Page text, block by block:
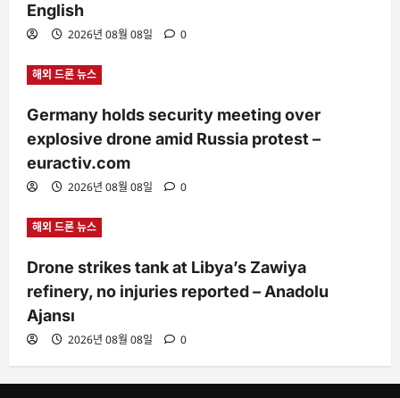
English
2026년 08월 08일 0
해외 드론 뉴스
Germany holds security meeting over
explosive drone amid Russia protest –
euractiv.com
2026년 08월 08일 0
해외 드론 뉴스
Drone strikes tank at Libya’s Zawiya
refinery, no injuries reported – Anadolu
Ajansı
2026년 08월 08일 0